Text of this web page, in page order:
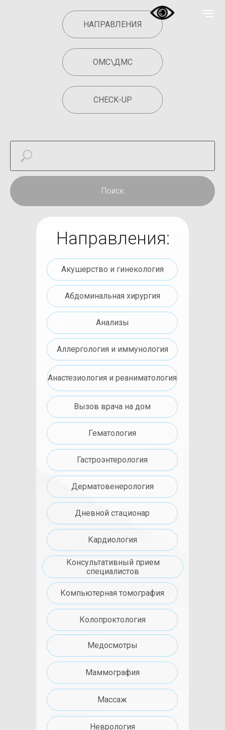
НАПРАВЛЕНИЯ
ОМС\ДМС
CHECK-UP
Поиск
Направления:
Вызов врача на дом
Массаж
Медосмотры
Гематология
Дерматовенерология
Дневной стационар
Неврология
Компьютерная томография
Гастроэнтерология
Абдоминальная хирургия
Акушерство и гинекология
Консультативный прием
специалистов
Кардиология
Анализы
Аллергология и иммунология
Маммография
Колопроктология
Анастезиология и реаниматология